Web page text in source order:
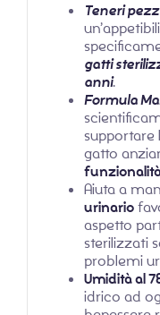
Teneri
gatti
anni.
Formula
supportare
gatto
Aiuta a
urinario
aspetto
sterilizzati
problemi
Umidità al
idrico ad